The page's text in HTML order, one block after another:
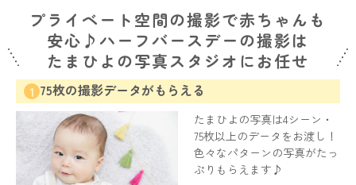
プライベート空間の撮影で赤ちゃんも
安心♪ハーフバースデーの撮影は
たまひよの写真スタジオにお任せ
1 75枚の撮影データがもらえる
たまひよの写真は4シーン・
75枚以上のデータをお渡し！
色々なパターンの写真がたっ
ぷりもらえます♪